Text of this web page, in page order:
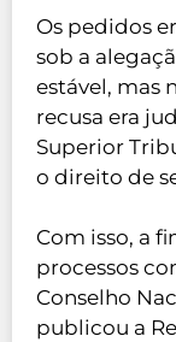
Os pedidos
sob a
estável, mas
recusa era
Superior
o direito de
Com isso, a
processos
Conselho
publicou a